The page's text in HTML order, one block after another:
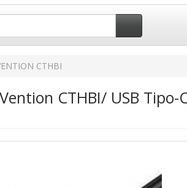
CTHBI
CTHBI/ USB